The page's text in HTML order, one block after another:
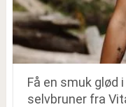
Få en smuk glød
selvbruner fra